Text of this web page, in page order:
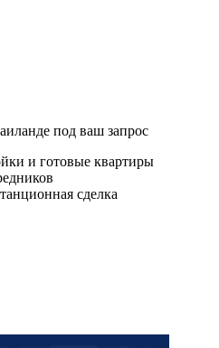
под ваш запрос
и готовые квартиры
сделка